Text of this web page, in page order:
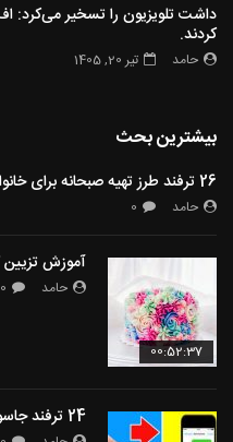
داشت تلویزیون را تسخیر می‌کرد:
کردند.
حامد تیر 20, 1405
بیشترین بحث
26 ترفند طرز تهیه صبحانه برای خانواده
حامد 0
00:52:37
آموزش تزیین کیک با
حامد 0
24 ترفند جاسوسی که هر دختری باید بداند